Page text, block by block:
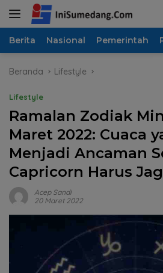
Langsung
Berita Nasional Pemerintah
Beranda Lifestyle
Lifestyle
Ramalan Zodiak
Maret 2022: Cuaca
Menjadi Ancaman
Capricorn Harus
Acep Sandi
20 Maret 2022